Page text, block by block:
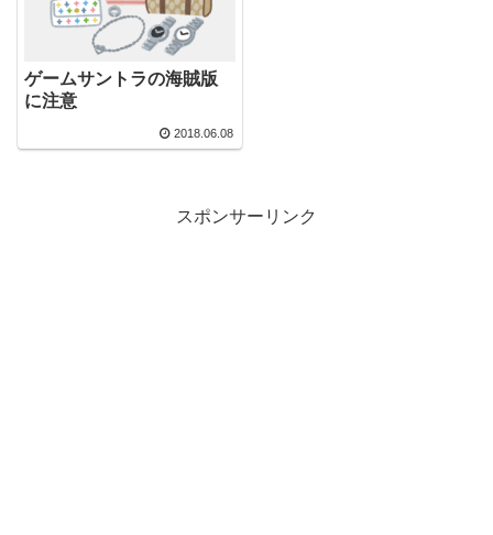
ゲームサントラの海賊版
に注意
2018.06.08
スポンサーリンク